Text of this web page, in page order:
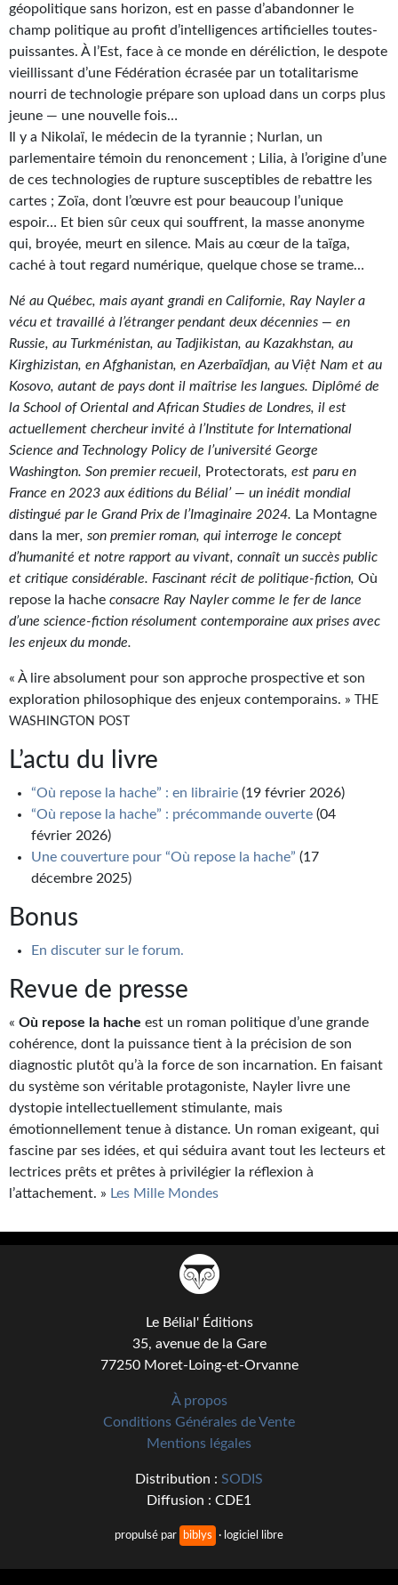
Gratuit
Sans DRM
BIFROST
Tous les numéros
En numérique
S'abonner
Les critiques
Le prix des lecteurs
GOODIES
Goodies Gotland
Tirages d’art Une Heure-Lumière
PLUS
À paraître
Revue de presse
Récompenses
Newsletter
Le Bélial' sur Youtube
LE BLOG BIFROST
Tous les articles
La Bibliothèque orbitale
Journal d'un homme des bois
FORUMS
CONTACT
Nous contacter
F.A.Q.
Soumettre un manuscrit
Support technique
géopolitique sans horizon, est en passe d’abandonner le
champ politique au profit d’intelligences artificielles toutes-
puissantes. À l’Est, face à ce monde en déréliction, le despote
vieillissant d’une Fédération écrasée par un totalitarisme
nourri de technologie prépare son upload dans un corps plus
jeune — une nouvelle fois…
Il y a Nikolaï, le médecin de la tyrannie ; Nurlan, un
parlementaire témoin du renoncement ; Lilia, à l’origine d’une
de ces technologies de rupture susceptibles de rebattre les
cartes ; Zoïa, dont l’œuvre est pour beaucoup l’unique
espoir… Et bien sûr ceux qui souffrent, la masse anonyme
qui, broyée, meurt en silence. Mais au cœur de la taïga,
caché à tout regard numérique, quelque chose se trame…
Né au Québec, mais ayant grandi en Californie, Ray Nayler a
vécu et travaillé à l’étranger pendant deux décennies — en
Russie, au Turkménistan, au Tadjikistan, au Kazakhstan, au
Kirghizistan, en Afghanistan, en Azerbaïdjan, au Việt Nam et au
Kosovo, autant de pays dont il maîtrise les langues. Diplômé de
la School of Oriental and African Studies de Londres, il est
actuellement chercheur invité à l’Institute for International
Science and Technology Policy de l’université George
Washington. Son premier recueil, Protectorats, est paru en
France en 2023 aux éditions du Bélial’ — un inédit mondial
distingué par le Grand Prix de l’Imaginaire 2024. La Montagne
dans la mer, son premier roman, qui interroge le concept
d’humanité et notre rapport au vivant, connaît un succès public
et critique considérable. Fascinant récit de politique-fiction, Où
repose la hache consacre Ray Nayler comme le fer de lance
d’une science-fiction résolument contemporaine aux prises avec
les enjeux du monde.
« À lire absolument pour son approche prospective et son
exploration philosophique des enjeux contemporains. »
THE
WASHINGTON POST
L’actu du livre
“Où repose la hache” : en librairie (19 février 2026)
“Où repose la hache” : précommande ouverte (04
février 2026)
Une couverture pour “Où repose la hache” (17
décembre 2025)
Bonus
En discuter sur le forum.
Revue de presse
« Où repose la hache est un roman politique d’une grande
cohérence, dont la puissance tient à la précision de son
diagnostic plutôt qu’à la force de son incarnation. En faisant
du système son véritable protagoniste, Nayler livre une
dystopie intellectuellement stimulante, mais
émotionnellement tenue à distance. Un roman exigeant, qui
fascine par ses idées, et qui séduira avant tout les lecteurs et
lectrices prêts et prêtes à privilégier la réflexion à
l’attachement. » Les Mille Mondes
Le Bélial' Éditions
35, avenue de la Gare
77250 Moret-Loing-et-Orvanne
À propos
Conditions Générales de Vente
Mentions légales
Distribution : SODIS
Diffusion : CDE1
propulsé par biblys · logiciel libre